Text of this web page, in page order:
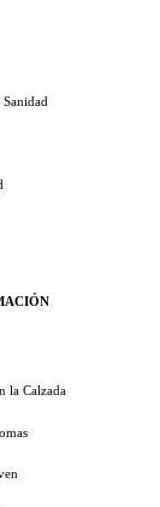
Sanidad
la Calzada